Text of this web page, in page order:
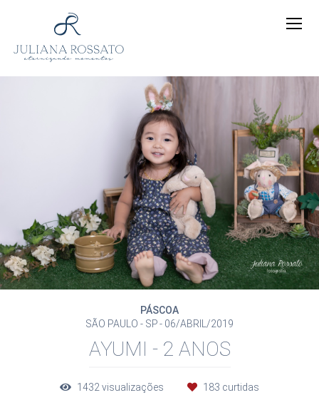
PÁSCOA
SÃO PAULO - SP
06/ABRIL/2019
AYUMI - 2 ANOS
1432 visualizações 183 curtidas